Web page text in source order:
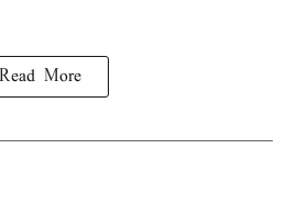
Read More